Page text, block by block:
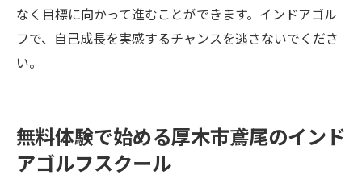
なく目標に向かって進むことができます。インドアゴル
フで、自己成長を実感するチャンスを逃さないでくださ
い。
無料体験で始める厚木市鳶尾のインド
アゴルフスクール